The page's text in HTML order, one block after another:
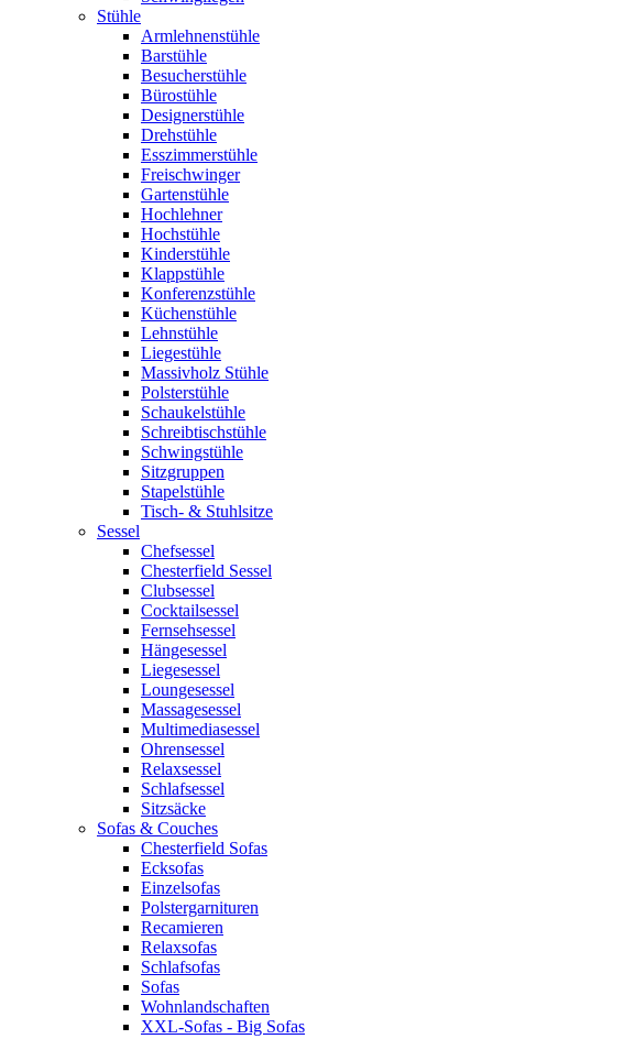
Stühle
Armlehnenstühle
Barstühle
Besucherstühle
Bürostühle
Designerstühle
Drehstühle
Esszimmerstühle
Freischwinger
Gartenstühle
Hochlehner
Hochstühle
Kinderstühle
Klappstühle
Konferenzstühle
Küchenstühle
Lehnstühle
Liegestühle
Massivholz Stühle
Polsterstühle
Schaukelstühle
Schreibtischstühle
Schwingstühle
Sitzgruppen
Stapelstühle
Tisch- & Stuhlsitze
Sessel
Chefsessel
Chesterfield Sessel
Clubsessel
Cocktailsessel
Fernsehsessel
Hängesessel
Liegesessel
Loungesessel
Massagesessel
Multimediasessel
Ohrensessel
Relaxsessel
Schlafsessel
Sitzsäcke
Sofas & Couches
Chesterfield Sofas
Ecksofas
Einzelsofas
Polstergarnituren
Recamieren
Relaxsofas
Schlafsofas
Sofas
Wohnlandschaften
XXL-Sofas - Big Sofas